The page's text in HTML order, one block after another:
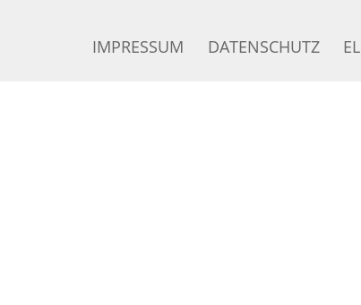
IMPRESSUM DATENSCHUTZ